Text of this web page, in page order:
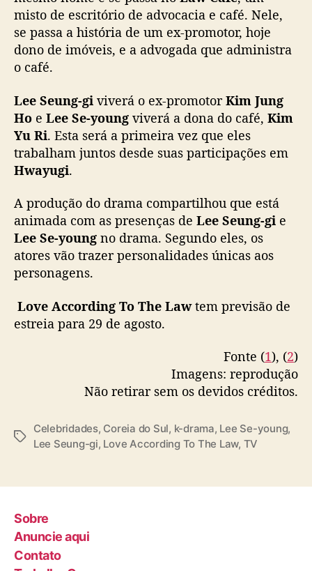
u
n
g
c
r
m
a
s
e
m
n
o
d
m
a
misto de escritório de advocacia e café. Nele,
se passa a história de um ex-promotor, hoje
dono de imóveis, e a advogada que administra
o café.
Lee Seung-gi viverá o ex-promotorKim Jung
Ho e Lee Se-young viverá a dona do café, Kim
Yu Ri. Esta será a primeira vez que eles
trabalham juntos desde suas participações em
Hwayugi.
A produção do drama compartilhou que está
animada com as presenças de Lee Seung-gi e
Lee Se-young no drama. Segundo eles, os
atores vão trazer personalidades únicas aos
personagens.
Love According To The Lawtem previsão de
estreia para 29 de agosto.
Fonte (1), (2)
Imagens: reprodução
Não retirar sem os devidos créditos.
T
Celebridades, Coreia do Sul, k-drama, Lee Se-young,
Lee Seung-gi, Love According To The Law, TV
Sobre
Anuncie aqui
Contato